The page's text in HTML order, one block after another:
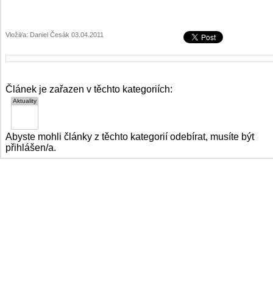
Vložil/a: Daniel Česák 03.04.2011
Článek je zařazen v těchto kategoriích:
Abyste mohli články z těchto kategorií odebírat, musíte být
přihlášen/a.